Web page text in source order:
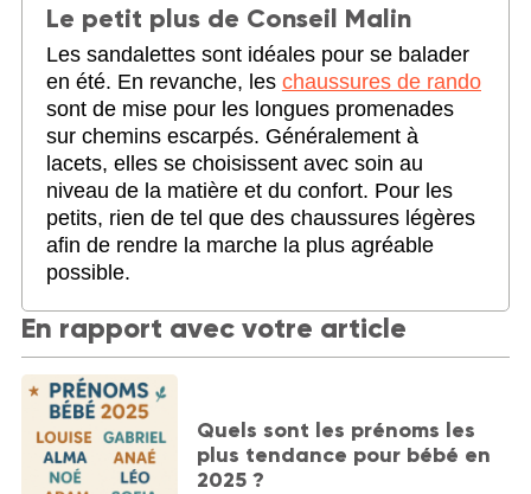
Le petit plus de Conseil Malin
Les sandalettes sont idéales pour se balader
en été. En revanche, les chaussures de rando
sont de mise pour les longues promenades
sur chemins escarpés. Généralement à
lacets, elles se choisissent avec soin au
niveau de la matière et du confort. Pour les
petits, rien de tel que des chaussures légères
afin de rendre la marche la plus agréable
possible.
En rapport avec votre article
Quels sont les prénoms les
plus tendance pour bébé en
2025 ?